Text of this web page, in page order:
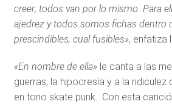
creer; todos van por lo mismo. Para
ajedrez y todos somos fichas dentro
prescindibles, cual fusibles», enfatiza
«En nombre de ella»le canta a las
guerras, la hipocresía y a la ridiculez
en tono skate punk. Con esta